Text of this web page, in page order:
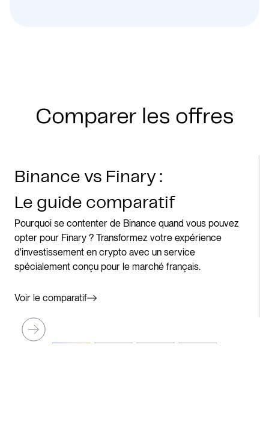
Comparer les offres
Binance vs Finary :
Le guide comparatif
Pourquoi se contenter de Binance quand vous pouvez
opter pour Finary ? Transformez votre expérience
d'investissement en crypto avec un service
spécialement conçu pour le marché français.
Voir le comparatif